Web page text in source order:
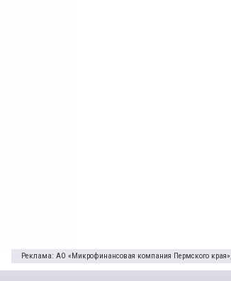
Реклама: АО «Микрофинансовая компания Пермского края»,